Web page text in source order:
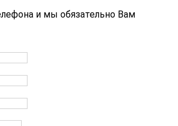
и мы обязательно Вам